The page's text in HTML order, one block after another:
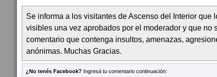
Se informa a los visitantes de Ascenso del Interior que
visibles una vez aprobados por el moderador y que no
comentario que contenga insultos, amenazas,
anónimas. Muchas Gracias.
¿No tenés Facebook? Ingresá tu comentario continuación: